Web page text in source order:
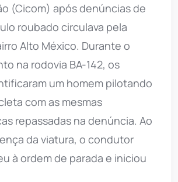
(Cicom) após denúncias de
roubado circulava pela
Alto México. Durante o
na rodovia BA-142, os
um homem pilotando
com as mesmas
repassadas na denúncia. Ao
da viatura, o condutor
à ordem de parada e iniciou